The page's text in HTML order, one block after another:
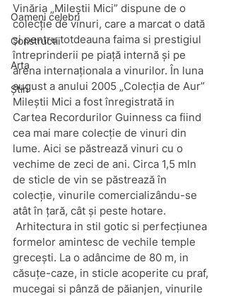
Oameni celebri
Constructii
Arta
Știri
Vinăria „Mileștii Mici” dispune de o
colecție de vinuri, care a marcat o dată
și pentru totdeauna faima si prestigiul
întreprinderii pe piață internă și pe
arena internaționala a vinurilor. În luna
august a anului 2005 „Colecția de Aur”
Mileștii Mici a fost înregistrată in
Cartea Recordurilor Guinness ca fiind
cea mai mare colecție de vinuri din
lume. Aici se păstrează vinuri cu o
vechime de zeci de ani. Circa 1,5 mln
de sticle de vin se păstrează în
colecție, vinurile comercializându-se
atât în țară, cât și peste hotare.
formelor amintesc de vechile temple
grecești. La o adâncime de 80 m, in
căsuțe-caze, in sticle acoperite cu praf,
mucegai si pânză de păianjen, vinurile